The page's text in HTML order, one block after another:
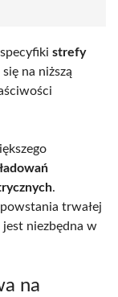
strefy
na niższą
.
trwałej
niezbędna w
na